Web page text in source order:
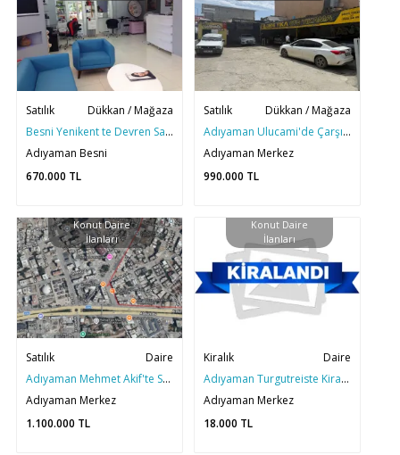
Satılık
Dükkan / Mağaza
Besni Yenikent te Devren Satılık Güzellik Merkezi
Adıyaman Besni
670.000 TL
Satılık
Dükkan / Mağaza
Adıyaman Ulucami'de Çarşı Merkezinde Devren Satılık Oto Yıkama
Adıyaman Merkez
990.000 TL
Konut Daire
İlanları
Satılık
Daire
Adıyaman Mehmet Akif'te Satılık Yerinde Dönüşüm Hissesi
Adıyaman Merkez
1.100.000 TL
Konut Daire
İlanları
Kiralık
Daire
Adıyaman Turgutreiste Kiralık 1+1 Yerden Isıtmalı Daire
Adıyaman Merkez
18.000 TL